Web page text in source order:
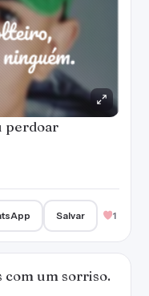
perdoar
Salvar 1
com um sorriso.